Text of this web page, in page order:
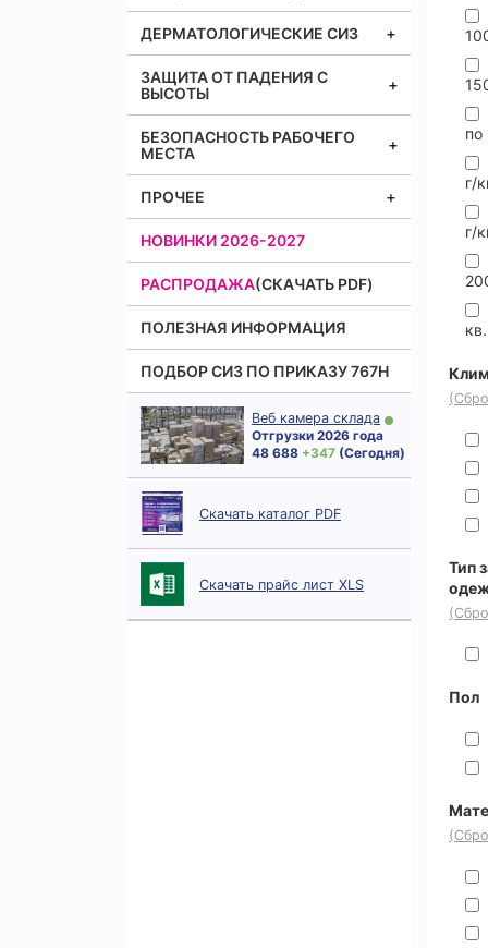
ДЕРМАТОЛОГИЧЕСКИЕ СИЗ
ЗАЩИТА ОТ ПАДЕНИЯ С
ВЫСОТЫ
БЕЗОПАСНОСТЬ РАБОЧЕГО
МЕСТА
ПРОЧЕЕ
НОВИНКИ 2026-2027
РАСПРОДАЖА(СКАЧАТЬ PDF)
ПОЛЕЗНАЯ ИНФОРМАЦИЯ
ПОДБОР СИЗ ПО ПРИКАЗУ 767Н
Веб камера склада
Отгрузки 2026 года
48 688 + 347 (Сегодня)
Скачать каталог PDF
Скачать прайс лист XLS
по
г/
г/
Тип
Пол